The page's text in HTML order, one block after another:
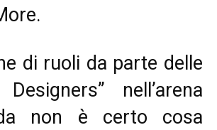
di ruoli da parte delle
Designers” nell’arena
non è certo cosa